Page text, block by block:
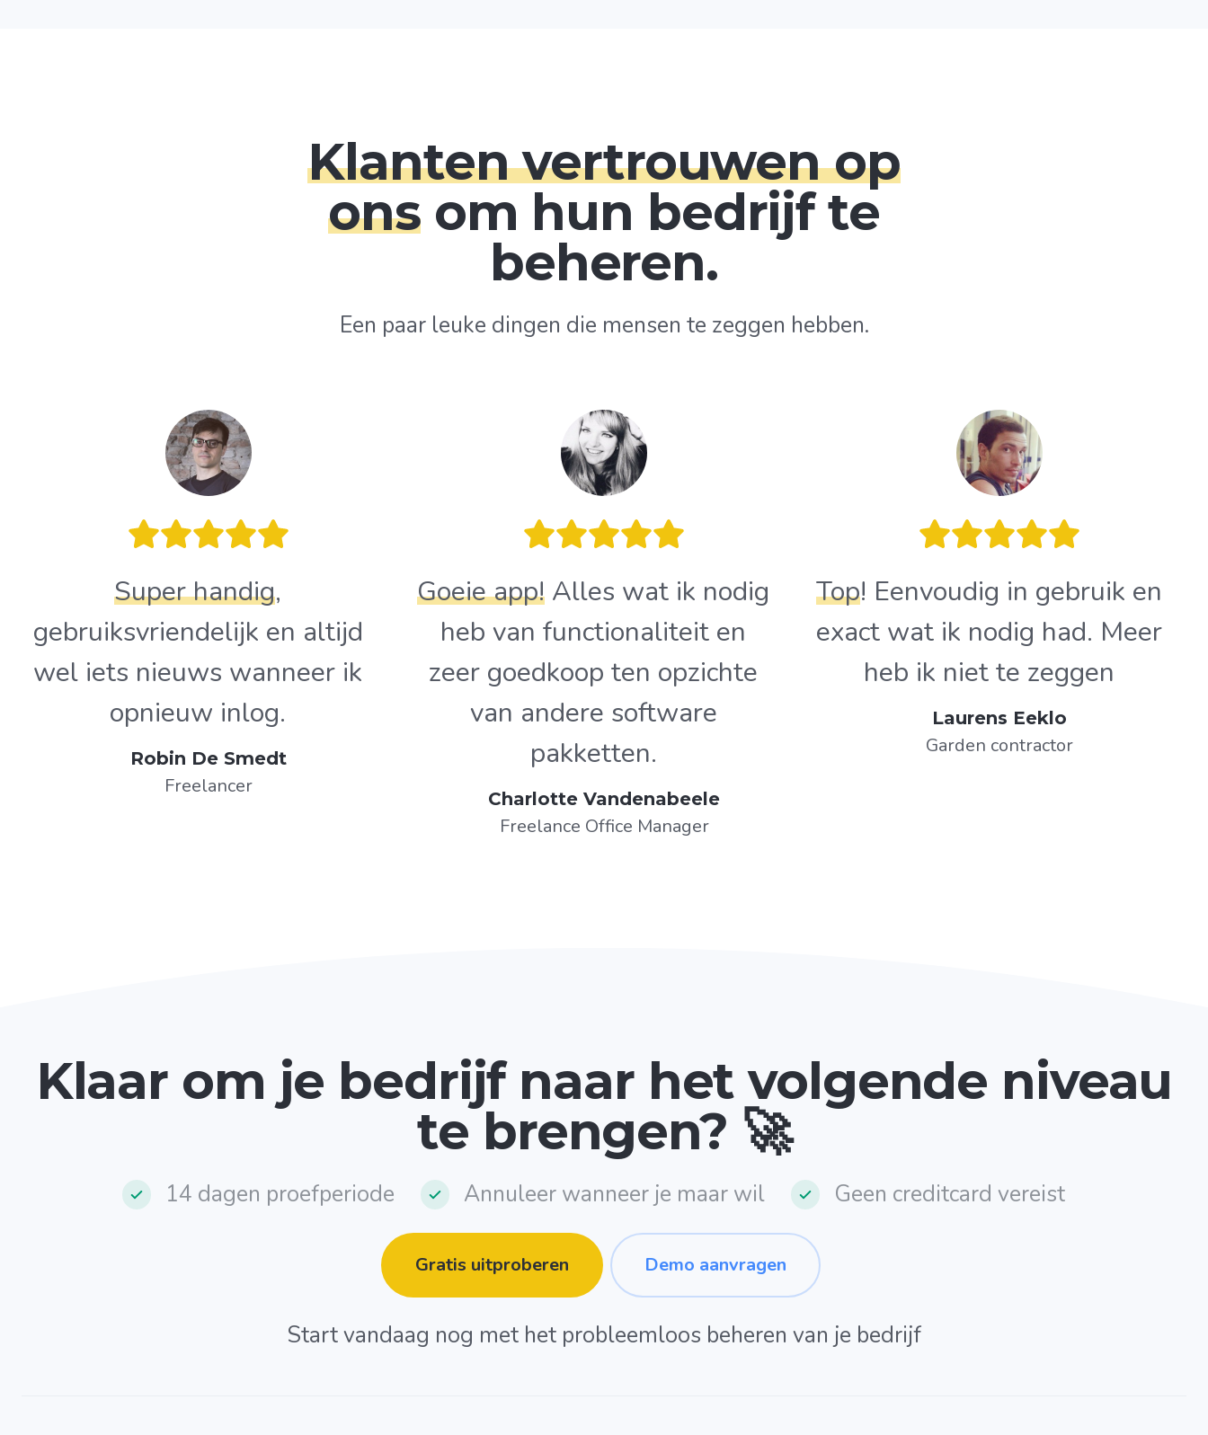
Klanten vertrouwen op
onsom hun bedrijf te
beheren.
Een paar leuke dingen die mensen te zeggen hebben.
Super handig,
gebruiksvriendelijk en altijd
wel iets nieuws wanneer ik
opnieuw inlog.
Robin De Smedt
Freelancer
Goeie app! Alles wat ik nodig
heb van functionaliteit en
zeer goedkoop ten opzichte
van andere software
pakketten.
Charlotte Vandenabeele
Freelance Office Manager
Top! Eenvoudig in gebruik en
exact wat ik nodig had. Meer
heb ik niet te zeggen
Laurens Eeklo
Garden contractor
Klaar om je bedrijf naar het volgende niveau
te brengen? 🚀
14 dagen proefperiode Annuleer wanneer je maar wil Geen creditcard vereist
Gratis uitproberen Demo aanvragen
Start vandaag nog met het probleemloos beheren van je bedrijf